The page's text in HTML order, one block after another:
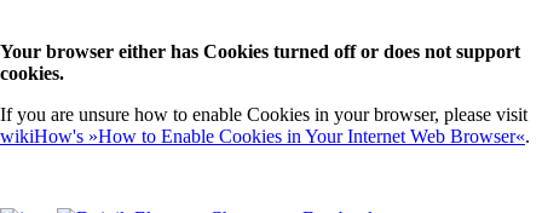
Your browser either has Cookies turned off or does not support
cookies.
If you are unsure how to enable Cookies in your browser, please visit
wikiHow's »How to Enable Cookies in Your Internet Web Browser«.